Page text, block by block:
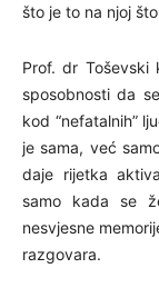
što je to na njoj
Prof. dr Toševski
sposobnosti da
kod “nefatalnih”
je sama, već
daje rijetka
samo kada se
nesvjesne
razgovara.